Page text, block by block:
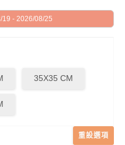
19 - 2026/08/25
35X35 CM
重設選項